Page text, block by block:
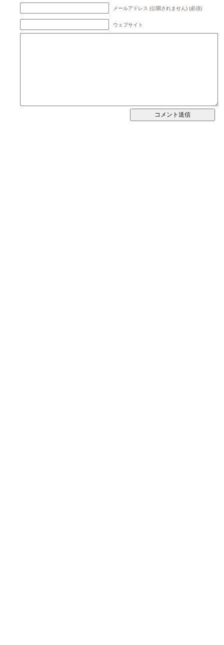
メールアドレス (公開されません) (必須)
ウェブサイト